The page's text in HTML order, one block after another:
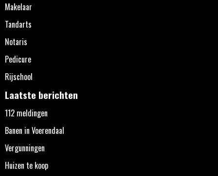
Makelaar
Tandarts
Notaris
Pedicure
Rijschool
Laatste berichten
112 meldingen
Banen in Voerendaal
Vergunningen
Huizen te koop